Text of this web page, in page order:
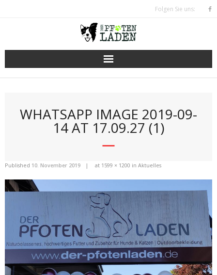
Folgen Sie uns:
WHATSAPP IMAGE 2019-09-
14 AT 17.09.27 (1)
Published 10. November 2019 at 1599 × 1200 in Aktuelles